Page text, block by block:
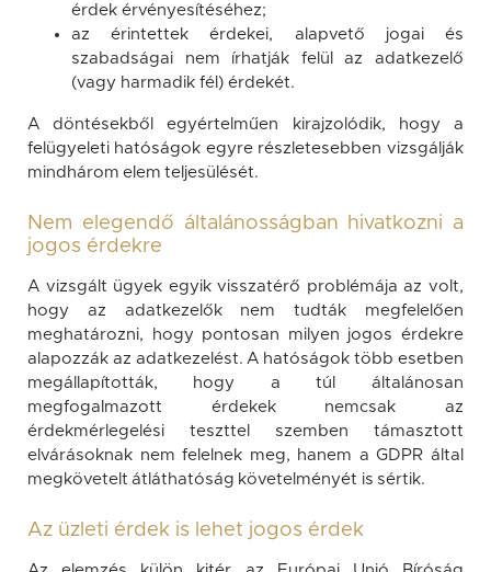
érdek érvényesítéséhez;
az érintettek érdekei, alapvető jogai és
szabadságai nem írhatják felül az adatkezelő
(vagy harmadik fél) érdekét.
A döntésekből egyértelműen kirajzolódik, hogy a
felügyeleti hatóságok egyre részletesebben vizsgálják
mindhárom elem teljesülését.
Nem elegendő általánosságban hivatkozni a
jogos érdekre
A vizsgált ügyek egyik visszatérő problémája az volt,
hogy az adatkezelők nem tudták megfelelően
meghatározni, hogy pontosan milyen jogos érdekre
alapozzák az adatkezelést. A hatóságok több esetben
megállapították, hogy a túl általánosan
megfogalmazott érdekek nemcsak az
érdekmérlegelési teszttel szemben támasztott
elvárásoknak nem felelnek meg, hanem a GDPR által
megkövetelt átláthatóság követelményét is sértik.
Az üzleti érdek is lehet jogos érdek